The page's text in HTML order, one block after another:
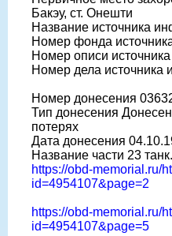
Бакэу, ст. Онешти
Название источника
Номер фонда
Номер описи
Номер дела источника
Номер донесения
Тип донесения
потерях
Дата донесения
Название части 23
https://obd-memorial.ru/
id=4954107&page=2
https://obd-memorial.ru/
id=4954107&page=5